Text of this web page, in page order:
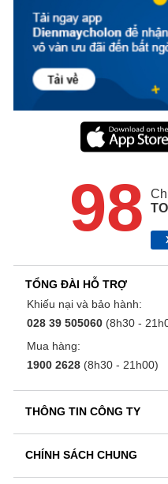
98
TỔNG ĐÀI HỖ TRỢ
Khiếu nại và bảo hành:
028 39 505060 (8h30 -
Mua hàng:
1900 2628 (8h30 - 21h00)
THÔNG TIN CÔNG TY
CHÍNH SÁCH CHUNG